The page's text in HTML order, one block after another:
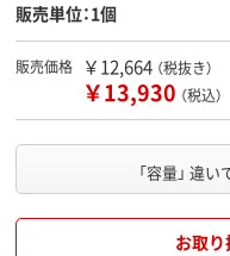
販売単位：1個
販売価格 ￥12,664 （税抜き）
￥13,930 （税込）
「容量」 違い
お取